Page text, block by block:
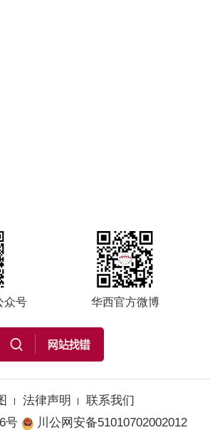
众号 华西官方微博
法律声明
联系我们
号
川公网安备51010702002012